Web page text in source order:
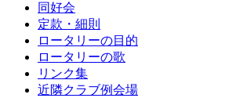
同好会
定款・細則
ロータリーの目的
ロータリーの歌
リンク集
近隣クラブ例会場